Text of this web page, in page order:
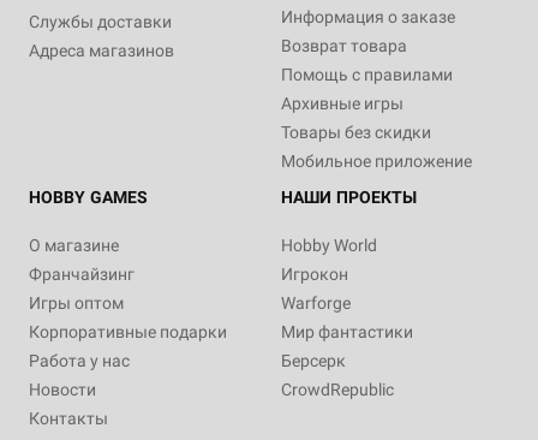
Службы доставки
Адреса магазинов
Информация о заказе
Возврат товара
Помощь с правилами
Архивные игры
Товары без скидки
Мобильное приложение
HOBBY GAMES
О магазине
Франчайзинг
Игры оптом
Корпоративные подарки
Работа у нас
Новости
Контакты
НАШИ ПРОЕКТЫ
Hobby World
Игрокон
Warforge
Мир фантастики
Берсерк
CrowdRepublic